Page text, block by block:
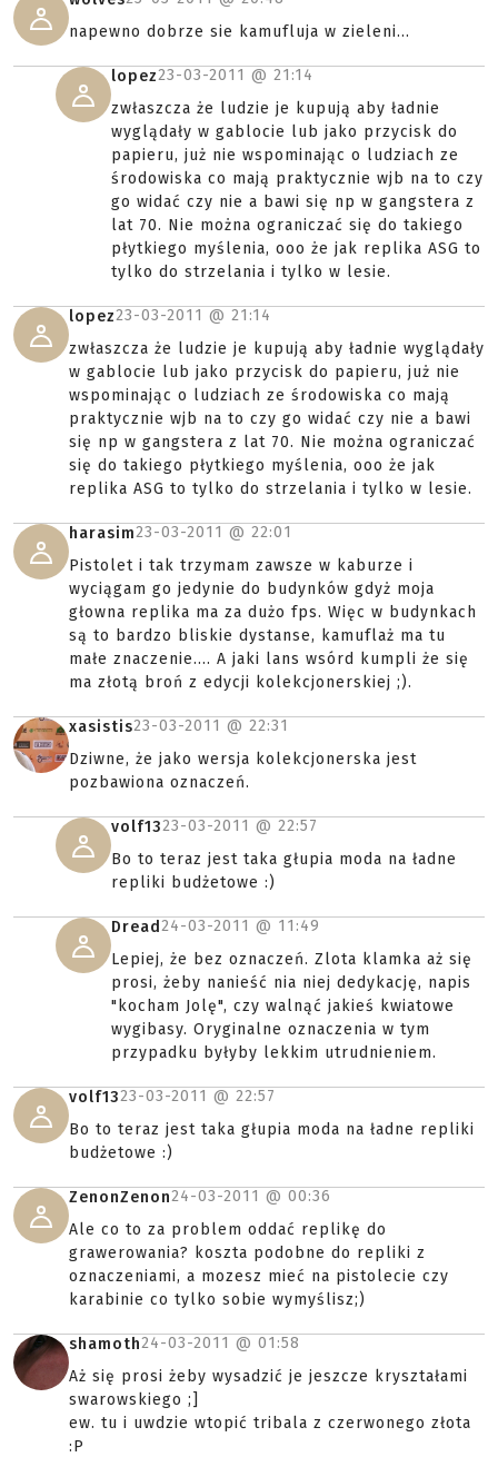
napewno dobrze sie kamufluja w zieleni...
lopez23-03-2011 @ 21:14
zwłaszcza że ludzie je kupują aby ładnie
wyglądały w gablocie lub jako przycisk do
papieru, już nie wspominając o ludziach ze
środowiska co mają praktycznie wjb na to czy
go widać czy nie a bawi się np w gangstera z
lat 70. Nie można ograniczać się do takiego
płytkiego myślenia, ooo że jak replika ASG to
tylko do strzelania i tylko w lesie.
lopez23-03-2011 @ 21:14
zwłaszcza że ludzie je kupują aby ładnie wyglądały
w gablocie lub jako przycisk do papieru, już nie
wspominając o ludziach ze środowiska co mają
praktycznie wjb na to czy go widać czy nie a bawi
się np w gangstera z lat 70. Nie można ograniczać
się do takiego płytkiego myślenia, ooo że jak
replika ASG to tylko do strzelania i tylko w lesie.
harasim23-03-2011 @ 22:01
Pistolet i tak trzymam zawsze w kaburze i
wyciągam go jedynie do budynków gdyż moja
głowna replika ma za dużo fps. Więc w budynkach
są to bardzo bliskie dystanse, kamuflaż ma tu
małe znaczenie.... A jaki lans wsórd kumpli że się
ma złotą broń z edycji kolekcjonerskiej ;).
xasistis23-03-2011 @ 22:31
Dziwne, że jako wersja kolekcjonerska jest
pozbawiona oznaczeń.
volf1323-03-2011 @ 22:57
Bo to teraz jest taka głupia moda na ładne
repliki budżetowe :)
Dread24-03-2011 @ 11:49
Lepiej, że bez oznaczeń. Zlota klamka aż się
prosi, żeby nanieść nia niej dedykację, napis
"kocham Jolę", czy walnąć jakieś kwiatowe
wygibasy. Oryginalne oznaczenia w tym
przypadku byłyby lekkim utrudnieniem.
volf1323-03-2011 @ 22:57
Bo to teraz jest taka głupia moda na ładne repliki
budżetowe :)
ZenonZenon24-03-2011 @ 00:36
Ale co to za problem oddać replikę do
grawerowania? koszta podobne do repliki z
oznaczeniami, a mozesz mieć na pistolecie czy
karabinie co tylko sobie wymyślisz;)
shamoth24-03-2011 @ 01:58
Aż się prosi żeby wysadzić je jeszcze kryształami
swarowskiego ;]
ew. tu i uwdzie wtopić tribala z czerwonego złota
:P